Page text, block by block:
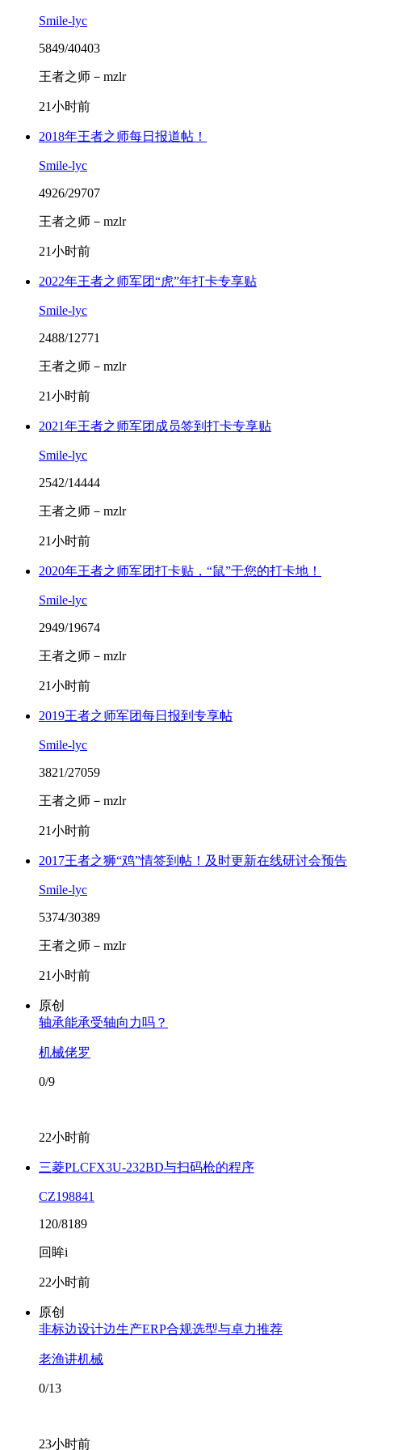
Smile-lyc
5849/40403
王者之师－mzlr
21小时前
2018年王者之师每日报道帖！
Smile-lyc
4926/29707
王者之师－mzlr
21小时前
2022年王者之师军团“虎”年打卡专享贴
Smile-lyc
2488/12771
王者之师－mzlr
21小时前
2021年王者之师军团成员签到打卡专享贴
Smile-lyc
2542/14444
王者之师－mzlr
21小时前
2020年王者之师军团打卡贴，“鼠”于您的打卡地！
Smile-lyc
2949/19674
王者之师－mzlr
21小时前
2019王者之师军团每日报到专享帖
Smile-lyc
3821/27059
王者之师－mzlr
21小时前
2017王者之狮“鸡”情签到帖！及时更新在线研讨会预告
Smile-lyc
5374/30389
王者之师－mzlr
21小时前
原创
轴承能承受轴向力吗？
机械佬罗
0/9
22小时前
三菱PLCFX3U-232BD与扫码枪的程序
CZ198841
120/8189
回眸i
22小时前
原创
非标边设计边生产ERP合规选型与卓力推荐
老渔讲机械
0/13
23小时前